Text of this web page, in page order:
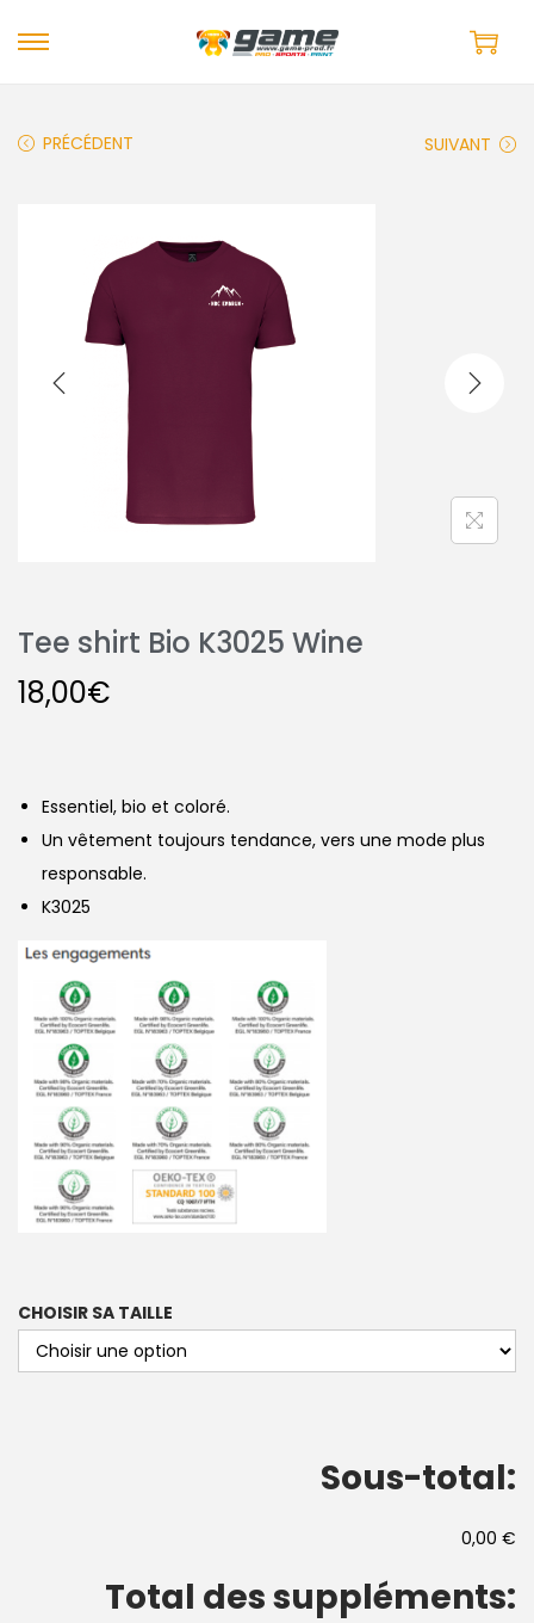
PRÉCÉDENT SUIVANT
Tee shirt Bio K3025 Wine
18,00€
Essentiel, bio et coloré.
Un vêtement toujours tendance, vers une mode plus
responsable.
K3025
CHOISIR SA TAILLE
Sous-total:
0,00 €
Total des suppléments: